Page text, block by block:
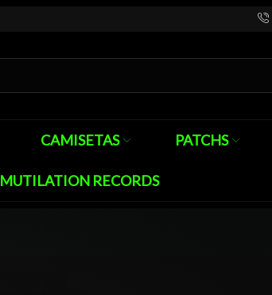
CAMISETAS PATCHS
MUTILATION RECORDS